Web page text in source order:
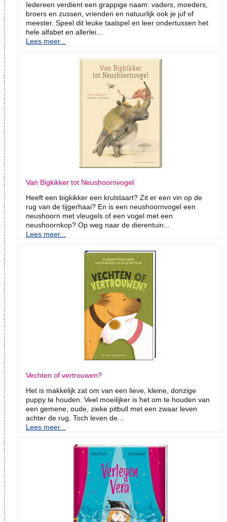
Iedereen verdient een grappige naam: vaders, moeders,
broers en zussen, vrienden en natuurlijk ook je juf of
meester. Speel dit leuke taalspel en leer ondertussen het
hele alfabet en allerlei...
Lees meer...
Van Bigkikker tot Neushoornvogel
Heeft een bigkikker een krulstaart? Zit er een vin op de
rug van de tijgerhaai? En is een neushoornvogel een
neushoorn met vleugels of een vogel met een
neushoornkop? Op weg naar de dierentuin...
Lees meer...
Vechten of vertrouwen?
Het is makkelijk zat om van een lieve, kleine, donzige
puppy te houden. Veel moeilijker is het om te houden van
een gemene, oude, zieke pitbull met een zwaar leven
achter de rug. Toch leven de...
Lees meer...